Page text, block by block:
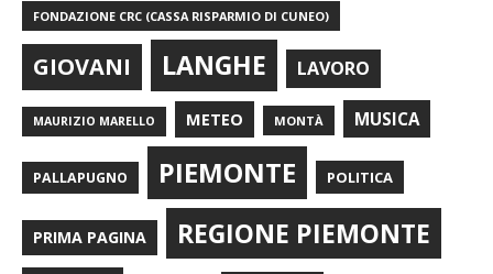
FONDAZIONE CRC (CASSA RISPARMIO DI CUNEO)
GIOVANI LANGHE LAVORO
MAURIZIO MARELLO METEO MONTÀ MUSICA
PALLAPUGNO PIEMONTE POLITICA
PRIMA PAGINA REGIONE PIEMONTE